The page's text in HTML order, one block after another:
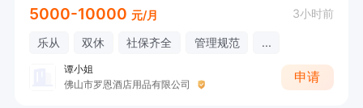
5000-10000 元/月 3小时前
乐从 双休 社保齐全 管理规范 ...
谭小姐
佛山市罗恩酒店用品有限公司
申请